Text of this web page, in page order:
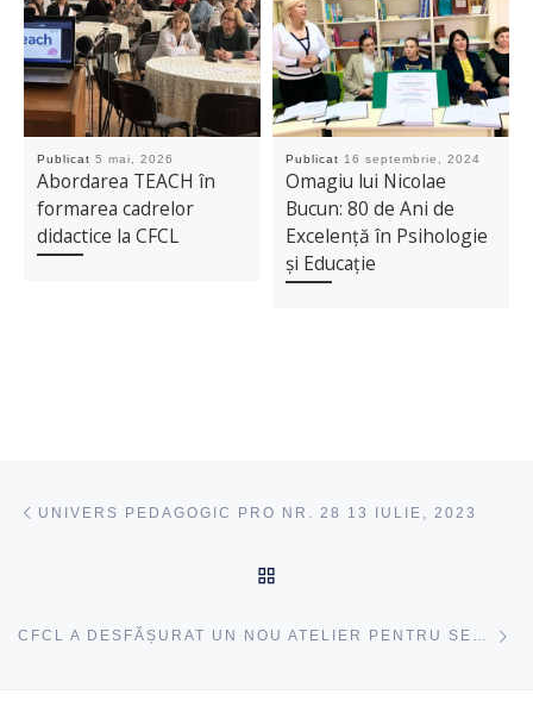
Publicat5 mai, 2026
Abordarea TEACH în
formarea cadrelor
didactice la CFCL
Publicat 16 septembrie, 2024
Omagiu lui Nicolae
Bucun: 80 de Ani de
Excelență în Psihologie
și Educație
UNIVERS PEDAGOGIC PRO NR. 28 13 IULIE, 2023
CFCL A DESFĂȘURAT UN NOU ATELIER PENTRU SENIORII 60+